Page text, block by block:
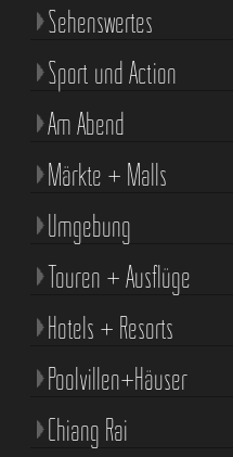
Sehenswertes
Sport und Action
Am Abend
Märkte + Malls
Umgebung
Touren + Ausflüge
Hotels + Resorts
Poolvillen+Häuser
Chiang Rai